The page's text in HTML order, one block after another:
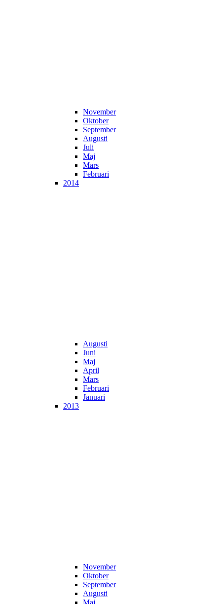
November
Oktober
September
Augusti
Juli
Maj
Mars
Februari
2014
Augusti
Juni
Maj
April
Mars
Februari
Januari
2013
November
Oktober
September
Augusti
Maj